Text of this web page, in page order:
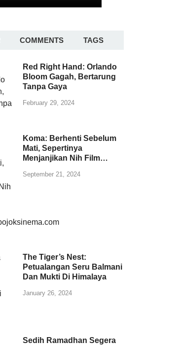
COMMENTS TAGS
Red Right Hand: Orlando
Bloom Gagah, Bertarung
Tanpa Gaya
February 29, 2024
Koma: Berhenti Sebelum
Mati, Sepertinya
Menjanjikan Nih Film…
September 21, 2024
The Tiger’s Nest:
Petualangan Seru Balmani
Dan Mukti Di Himalaya
January 26, 2024
Sedih Ramadhan Segera